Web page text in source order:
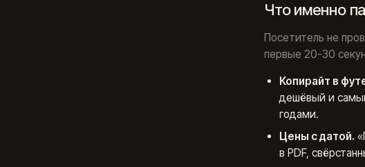
Что именно
Посетитель не
первые 20-30
Копирайт в
дешёвый и
годами.
Цены с датой.
в PDF,